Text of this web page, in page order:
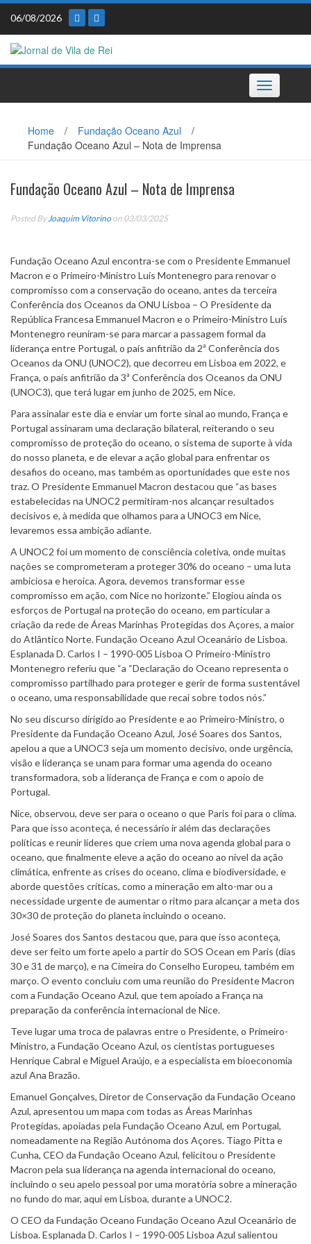
Skip
content
06/08/2026
Toggle
navigation
Home / Fundação Oceano Azul
/
Fundação Oceano Azul – Nota de Imprensa
Fundação Oceano Azul – Nota de Imprensa
Posted By Joaquim Vitorino on 03/03/2025
Fundação Oceano Azul encontra-se com o Presidente Emmanuel
Macron e o Primeiro-Ministro Luís Montenegro para renovar o
compromisso com a conservação do oceano, antes da terceira
Conferência dos Oceanos da ONU Lisboa – O Presidente da
República Francesa Emmanuel Macron e o Primeiro-Ministro Luís
Montenegro reuniram-se para marcar a passagem formal da
liderança entre Portugal, o país anfitrião da 2ª Conferência dos
Oceanos da ONU (UNOC2), que decorreu em Lisboa em 2022, e
França, o país anfitrião da 3ª Conferência dos Oceanos da ONU
(UNOC3), que terá lugar em junho de 2025, em Nice.
Para assinalar este dia e enviar um forte sinal ao mundo, França e
Portugal assinaram uma declaração bilateral, reiterando o seu
compromisso de proteção do oceano, o sistema de suporte à vida
do nosso planeta, e de elevar a ação global para enfrentar os
desafios do oceano, mas também as oportunidades que este nos
traz. O Presidente Emmanuel Macron destacou que “as bases
estabelecidas na UNOC2 permitiram-nos alcançar resultados
decisivos e, à medida que olhamos para a UNOC3 em Nice,
levaremos essa ambição adiante.
A UNOC2 foi um momento de consciência coletiva, onde muitas
nações se comprometeram a proteger 30% do oceano – uma luta
ambiciosa e heroica. Agora, devemos transformar esse
compromisso em ação, com Nice no horizonte.” Elogiou ainda os
esforços de Portugal na proteção do oceano, em particular a
criação da rede de Áreas Marinhas Protegidas dos Açores, a maior
do Atlântico Norte. Fundação Oceano Azul Oceanário de Lisboa.
Esplanada D. Carlos I – 1990-005 Lisboa O Primeiro-Ministro
Montenegro referiu que “a “Declaração do Oceano representa o
compromisso partilhado para proteger e gerir de forma sustentável
o oceano, uma responsabilidade que recai sobre todos nós.”
No seu discurso dirigido ao Presidente e ao Primeiro-Ministro, o
Presidente da Fundação Oceano Azul, José Soares dos Santos,
apelou a que a UNOC3 seja um momento decisivo, onde urgência,
visão e liderança se unam para formar uma agenda do oceano
transformadora, sob a liderança de França e com o apoio de
Portugal.
Nice, observou, deve ser para o oceano o que Paris foi para o clima.
Para que isso aconteça, é necessário ir além das declarações
políticas e reunir líderes que criem uma nova agenda global para o
oceano, que finalmente eleve a ação do oceano ao nível da ação
climática, enfrente as crises do oceano, clima e biodiversidade, e
aborde questões críticas, como a mineração em alto-mar ou a
necessidade urgente de aumentar o ritmo para alcançar a meta dos
30×30 de proteção do planeta incluindo o oceano.
José Soares dos Santos destacou que, para que isso aconteça,
deve ser feito um forte apelo a partir do SOS Ocean em Paris (dias
30 e 31 de março), e na Cimeira do Conselho Europeu, também em
março. O evento concluiu com uma reunião do Presidente Macron
com a Fundação Oceano Azul, que tem apoiado a França na
preparação da conferência internacional de Nice.
Teve lugar uma troca de palavras entre o Presidente, o Primeiro-
Ministro, a Fundação Oceano Azul, os cientistas portugueses
Henrique Cabral e Miguel Araújo, e a especialista em bioeconomia
azul Ana Brazão.
Emanuel Gonçalves, Diretor de Conservação da Fundação Oceano
Azul, apresentou um mapa com todas as Áreas Marinhas
Protegidas, apoiadas pela Fundação Oceano Azul, em Portugal,
nomeadamente na Região Autónoma dos Açores. Tiago Pitta e
Cunha, CEO da Fundação Oceano Azul, felicitou o Presidente
Macron pela sua liderança na agenda internacional do oceano,
incluindo o seu apelo pessoal por uma moratória sobre a mineração
no fundo do mar, aqui em Lisboa, durante a UNOC2.
O CEO da Fundação Oceano Fundação Oceano Azul Oceanário de
Lisboa. Esplanada D. Carlos I – 1990-005 Lisboa Azul salientou